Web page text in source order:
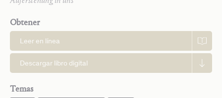
Obtener
Leer en línea
Descargar libro digital
Temas